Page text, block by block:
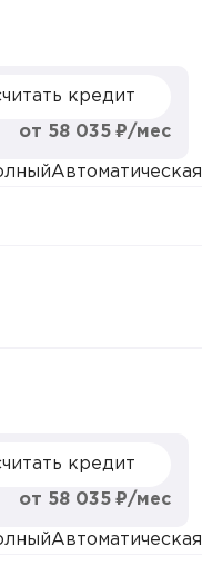
кредит
от 58 035 ₽/мес
Автоматическая
кредит
от 58 035 ₽/мес
Автоматическая